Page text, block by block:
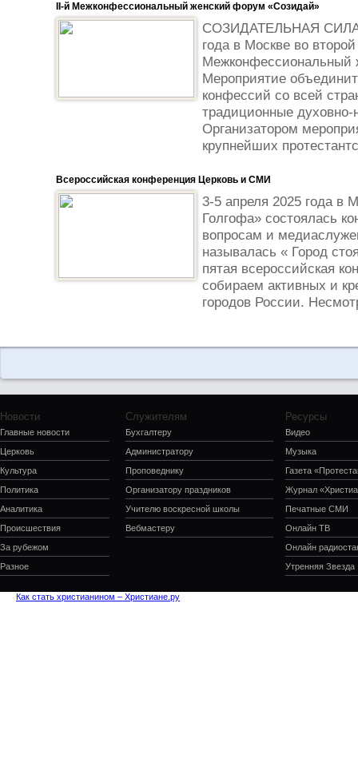
II-й Межконфессиональный женский форум «Созидай»
СОЗИДАТЕЛЬНАЯ
года в Москве во
Межконфессиональный
Мероприятие
конфессий со всей
традиционные духовно-
Организатором
крупнейших
Всероссийская конференция Церковь и СМИ
3-5 апреля 2025 года в
Голгофа» состоялась
вопросам и
называлась « Город
пятая всероссийская
собираем активных и
городов России.
Новости
Главные новости
Церковь
Культура
Политика
Аналитика
Происшествия
За рубежом
Разное
Служителям
Бухгалтеру
Администратору
Проповеднику
Организатору праздников
Учителю воскресной школы
Вебмастеру
Ресурсы
Видео
Музыка
Газета
Журнал
Печатные СМИ
Онлайн ТВ
Онлайн
Утренняя Звезда
Как стать христианином – Христиане.ру